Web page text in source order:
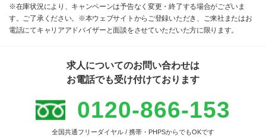
※在庫状況により、キャンペーンは予告なく変更・終了する場合がございま
す。ご了承ください。※本ウェブサイトからご登録いただき、ご来社またはお
電話にてキャリアアドバイザーと面談をさせていただいた方に限ります。
求人についてのお問い合わせは
お電話でも受け付けております
0120-866-153
全国共通フリーダイヤル / 携帯・PHPSからでもOKです